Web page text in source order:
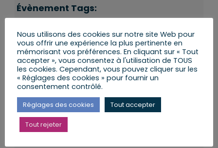
Évènement Tags:
Nous utilisons des cookies sur notre site Web pour
vous offrir une expérience la plus pertinente en
mémorisant vos préférences. En cliquant sur « Tout
accepter », vous consentez à l'utilisation de TOUS
les cookies. Cependant, vous pouvez cliquer sur les
« Réglages des cookies » pour fournir un
consentement contrôlé.
Réglages des cookies Tout accepter
Tout rejeter